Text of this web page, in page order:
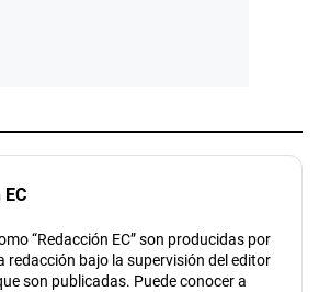
“Redacción EC” son producidas por
redacción bajo la supervisión del editor
son publicadas. Puede conocer a